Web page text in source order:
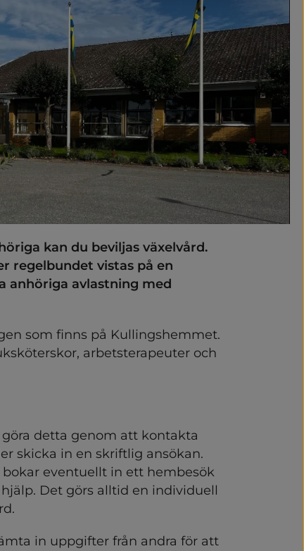
och besök
kan du beviljas växelvård.
regelbundet vistas på en
anhöriga avlastning med
som finns på Kullingshemmet.
arbetsterapeuter och
detta genom att kontakta
skicka in en skriftlig ansökan.
eventuellt in ett hembesök
Det görs alltid en individuell
in uppgifter från andra för att